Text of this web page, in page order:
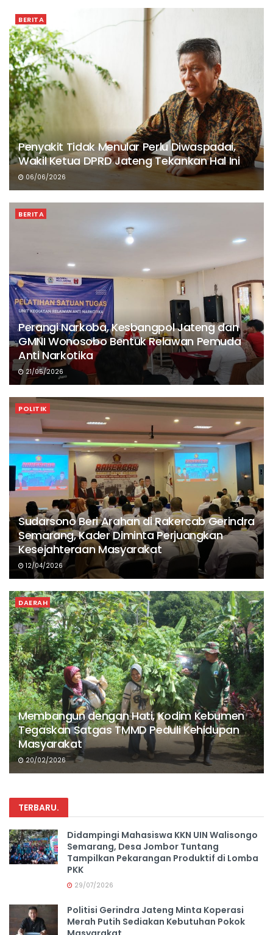
BERITA
Penyakit Tidak Menular Perlu Diwaspadai,
Wakil Ketua DPRD Jateng Tekankan Hal Ini
06/06/2026
BERITA
Perangi Narkoba, Kesbangpol Jateng dan
GMNI Wonosobo Bentuk Relawan Pemuda
Anti Narkotika
21/05/2026
POLITIK
Sudarsono Beri Arahan di Rakercab Gerindra
Semarang, Kader Diminta Perjuangkan
Kesejahteraan Masyarakat
12/04/2026
DAERAH
Membangun dengan Hati, Kodim Kebumen
Tegaskan Satgas TMMD Peduli Kehidupan
Masyarakat
20/02/2026
TERBARU.
Didampingi Mahasiswa KKN UIN Walisongo
Semarang, Desa Jombor Tuntang
Tampilkan Pekarangan Produktif di Lomba
PKK
29/07/2026
Politisi Gerindra Jateng Minta Koperasi
Merah Putih Sediakan Kebutuhan Pokok